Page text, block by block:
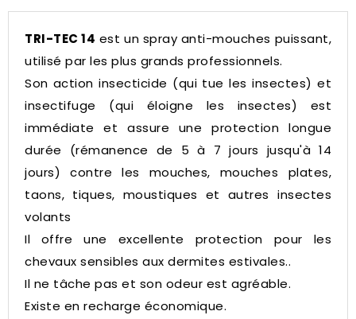
TRI-TEC 14 est un spray anti-mouches puissant,
utilisé par les plus grands professionnels.
Son action insecticide (qui tue les insectes) et
insectifuge (qui éloigne les insectes) est
immédiate et assure une protection longue
durée (rémanence de 5 à 7 jours jusqu'à 14
jours) contre les mouches, mouches plates,
taons, tiques, moustiques et autres insectes
volants
Il offre une excellente protection pour les
chevaux sensibles aux dermites estivales..
Il ne tâche pas et son odeur est agréable.
Existe en recharge économique.